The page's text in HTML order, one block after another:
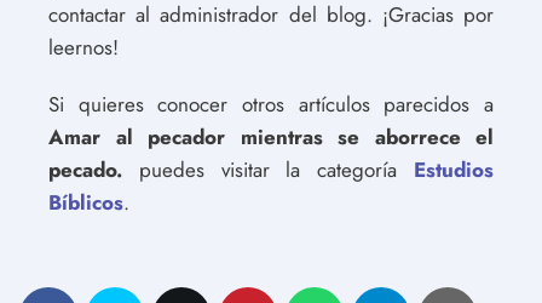
contactar al administrador del blog. ¡Gracias por
leernos!
Si quieres conocer otros artículos parecidos a
Amar al pecador mientras se aborrece el
pecado. puedes visitar la categoría Estudios
Bíblicos.